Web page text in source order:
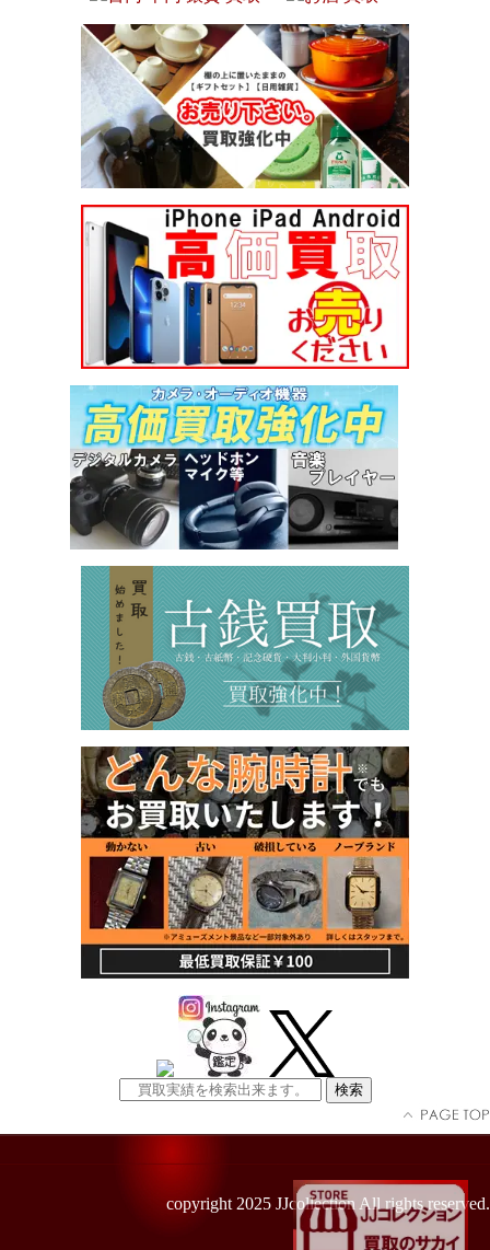
copyright 2025 JJcollection All rights reserved.